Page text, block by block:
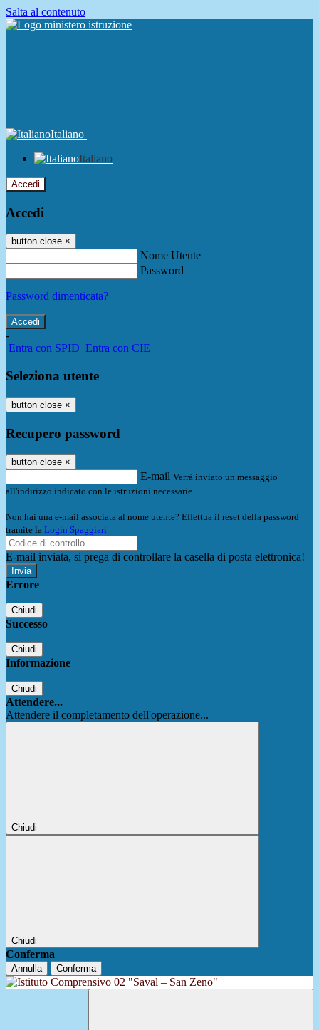
Salta al contenuto
Italiano
Italiano
Accedi
Accedi
button close ×
Nome Utente
Password
Password dimenticata?
-
Entra con SPID Entra con CIE
Seleziona utente
button close ×
Recupero password
button close ×
E-mail Verrà inviato un messaggio
all'indirizzo indicato con le istruzioni necessarie.
Non hai una e-mail associata al nome utente? Effettua il reset della password
tramite la Login Spaggiari
E-mail inviata, si prega di controllare la casella di posta elettronica!
Errore
Chiudi
Successo
Chiudi
Informazione
Chiudi
Attendere...
Attendere il completamento dell'operazione...
Chiudi
Chiudi
Conferma
Annulla Conferma